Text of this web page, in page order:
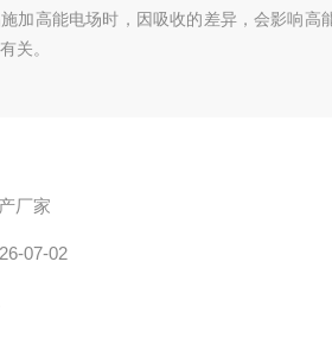
加高能电场时，因吸收的差异，会影响高
关。
厂家
07-02